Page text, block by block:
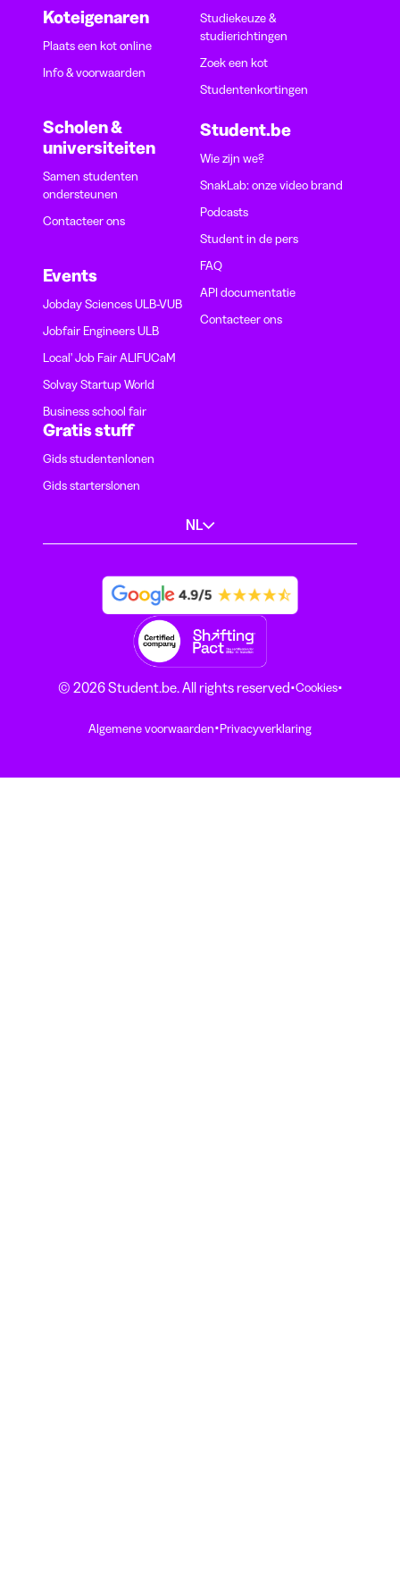
Koteigenaren
Plaats een kot online
Info & voorwaarden
Scholen &
universiteiten
Samen studenten
ondersteunen
Contacteer ons
Events
Jobday Sciences ULB-VUB
Jobfair Engineers ULB
Local' Job Fair ALIFUCaM
Solvay Startup World
Business school fair
Studiekeuze &
studierichtingen
Zoek een kot
Studentenkortingen
Student.be
Wie zijn we?
SnakLab: onze video brand
Podcasts
Student in de pers
FAQ
API documentatie
Contacteer ons
Gratis stuff
Gids studentenlonen
Gids starterslonen
NL
© 2026 Student.be. All rights reserved·Cookies·
Algemene voorwaarden·Privacyverklaring